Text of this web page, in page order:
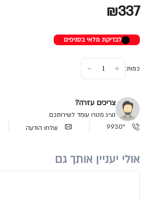
₪337
לבדיקת מלאי בסניפים
כמות:
צריכים עזרה?
נציג מטרו עומד לשירותכם
*9930
שלחו הודעה
אולי יעניין אותך גם